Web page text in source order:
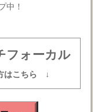
中！
フォーカル
はこちら ↓